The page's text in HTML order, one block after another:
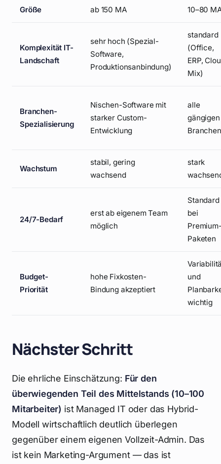
Größe ab 150 MA 10–80
Komplexität IT-
Landschaft
sehr hoch (Spezial-
Software,
Produktionsanbindung)
standard
(Office,
ERP,
Mix)
Branchen-
Spezialisierung
Nischen-Software mit
starker Custom-
Entwicklung
alle
gängigen
Branchen
Wachstum
stabil, gering
wachsend
stark
24/7-Bedarf
erst ab eigenem Team
möglich
Standard
bei
Paketen
Budget-
Priorität
hohe Fixkosten-
Bindung akzeptiert
und
wichtig
Nächster Schritt
Die ehrliche Einschätzung: Für den
überwiegenden Teil des Mittelstands (10–100
Mitarbeiter) ist Managed IT oder das Hybrid-
Modell wirtschaftlich deutlich überlegen
gegenüber einem eigenen Vollzeit-Admin. Das
ist kein Marketing-Argument — das ist